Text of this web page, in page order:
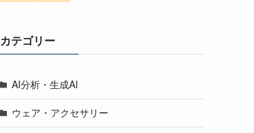
カテゴリー
AI分析・生成AI
ウェア・アクセサリー